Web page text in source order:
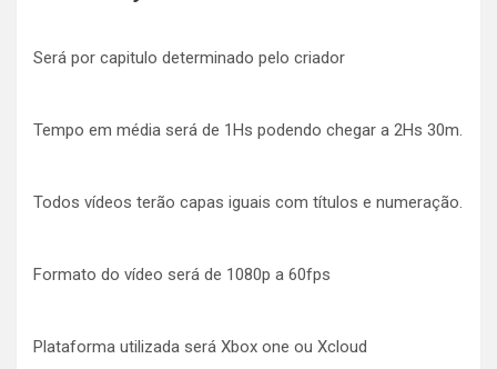
Será por capitulo determinado pelo criador
Tempo em média será de 1Hs podendo chegar a 2Hs 30m.
Todos vídeos terão capas iguais com títulos e numeração.
Formato do vídeo será de 1080p a 60fps
Plataforma utilizada será Xbox one ou Xcloud